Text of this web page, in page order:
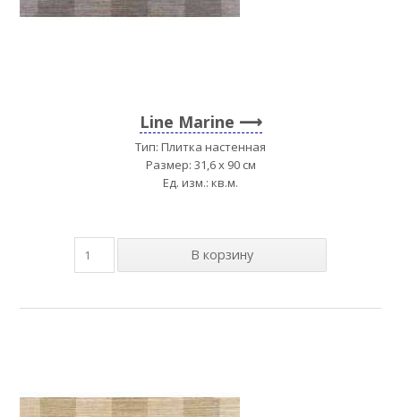
Line Marine
Тип: Плитка настенная
Размер: 31,6 x 90 см
Ед. изм.: кв.м.